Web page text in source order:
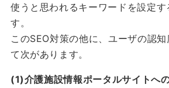
使うと思われるキーワードを設定
す。
このSEO対策の他に、ユーザの認
て次があります。
(1)介護施設情報ポータルサイトへ